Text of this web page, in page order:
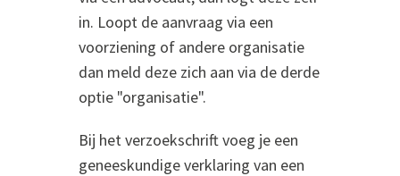
in. Loopt de aanvraag via een
voorziening of andere organisatie
dan meld deze zich aan via de derde
optie "organisatie".
Bij het verzoekschrift voeg je een
geneeskundige verklaring van een